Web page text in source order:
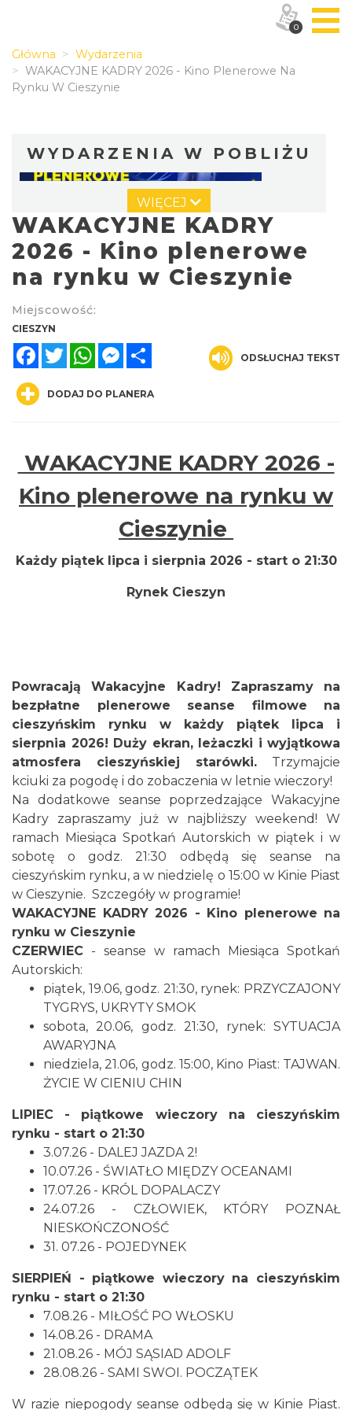
Główna
Wydarzenia
WAKACYJNE KADRY 2026 - Kino Plenerowe Na
Rynku W Cieszynie
WYDARZENIA W POBLIŻU
0.00 km
Cieszyn
2026-08-21
0.00 km
Cieszyn
2026-08-09
0.05 km
Cieszyn
0.05 km
Cieszyn
0.05 km
Cieszyn
0.05 km
WIĘCEJ
WAKACYJNE KADRY
2026 - Kino plenerowe
na rynku w Cieszynie
Miejscowość:
CIESZYN
FacebookTwitterWhatsAppMessenger
ODSŁUCHAJ TEKST
DODAJ DO PLANERA
WAKACYJNE KADRY 2026 -
Kino plenerowe na rynku w
Cieszynie
Każdy piątek lipca i sierpnia 2026 - start o 21:30
Rynek Cieszyn
Powracają Wakacyjne Kadry! Zapraszamy na
bezpłatne plenerowe seanse filmowe na
cieszyńskim rynku w każdy piątek lipca i
sierpnia 2026! Duży ekran, leżaczki i wyjątkowa
atmosfera cieszyńskiej starówki. Trzymajcie
kciuki za pogodę i do zobaczenia w letnie wieczory!
Na dodatkowe seanse poprzedzające Wakacyjne
Kadry zapraszamy już w najbliższy weekend! W
ramach Miesiąca Spotkań Autorskich w piątek i w
sobotę o godz. 21:30 odbędą się seanse na
cieszyńskim rynku, a w niedzielę o 15:00 w Kinie Piast
w Cieszynie. Szczegóły w programie!
WAKACYJNE KADRY 2026 - Kino plenerowe na
rynku w Cieszynie
CZERWIEC - seanse w ramach Miesiąca Spotkań
Autorskich:
piątek, 19.06, godz. 21:30, rynek: PRZYCZAJONY
TYGRYS, UKRYTY SMOK
sobota, 20.06, godz. 21:30, rynek: SYTUACJA
AWARYJNA
niedziela, 21.06, godz. 15:00, Kino Piast: TAJWAN.
ŻYCIE W CIENIU CHIN
LIPIEC - piątkowe wieczory na cieszyńskim
rynku - start o 21:30
3.07.26 - DALEJ JAZDA 2!
10.07.26 - ŚWIATŁO MIĘDZY OCEANAMI
17.07.26 - KRÓL DOPALACZY
24.07.26 - CZŁOWIEK, KTÓRY POZNAŁ
NIESKOŃCZONOŚĆ
31. 07.26 - POJEDYNEK
SIERPIEŃ - piątkowe wieczory na cieszyńskim
rynku - start o 21:30
7.08.26 - MIŁOŚĆ PO WŁOSKU
14.08.26 - DRAMA
21.08.26 - MÓJ SĄSIAD ADOLF
28.08.26 - SAMI SWOI. POCZĄTEK
W razie niepogody seanse odbędą się w Kinie Piast.
0